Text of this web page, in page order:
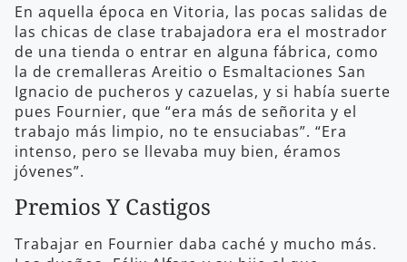
En aquella época en Vitoria, las pocas salidas de
las chicas de clase trabajadora era el mostrador
de una tienda o entrar en alguna fábrica, como
la de cremalleras Areitio o Esmaltaciones San
Ignacio de pucheros y cazuelas, y si había suerte
pues Fournier, que “era más de señorita y el
trabajo más limpio, no te ensuciabas”. “Era
intenso, pero se llevaba muy bien, éramos
jóvenes”.
Premios Y Castigos
Trabajar en Fournier daba caché y mucho más.